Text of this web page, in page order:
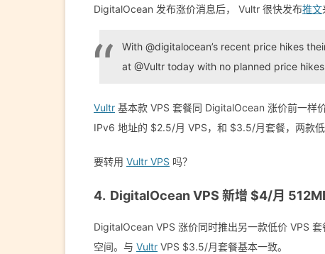
DigitalOcean 发布涨价消息后， Vultr 很快发布推文
With @digitalocean’s recent price hikes
at @Vultr today with no planned price
Vultr 基本款 VPS 套餐同 DigitalOcean 涨价前一样
IPv6 地址的 $2.5/月 VPS，和 $3.5/月套餐，两款
要转用 Vultr VPS 吗？
DigitalOcean VPS 新增 $4/月
DigitalOcean VPS 涨价同时推出另一款低价 VPS
空间。与 Vultr VPS $3.5/月套餐基本一致。